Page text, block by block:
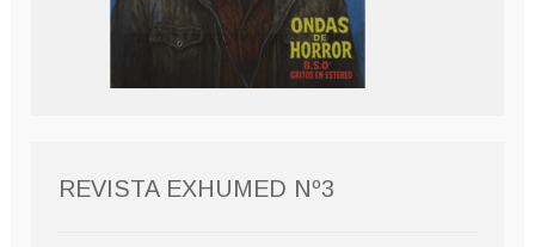
REVISTA EXHUMED Nº3